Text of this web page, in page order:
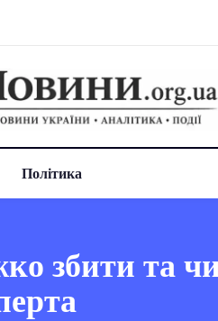
Політика
збити та